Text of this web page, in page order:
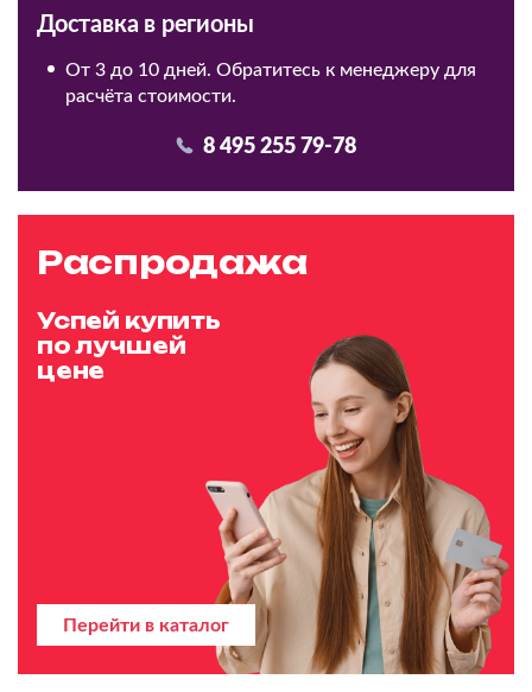
Доставка в регионы
От 3 до 10 дней. Обратитесь к менеджеру для
расчёта стоимости.
8 495 255 79-78
Распродажа
Успей купить
по лучшей
цене
Перейти в каталог